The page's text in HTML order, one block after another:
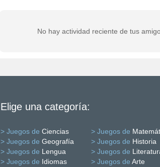
No hay actividad reciente de tus
Elige una categoría:
> Juegos de Ciencias > Juegos de
> Juegos de Geografía > Juegos de Historia
> Juegos de Lengua > Juegos de
> Juegos de Idiomas > Juegos de Arte